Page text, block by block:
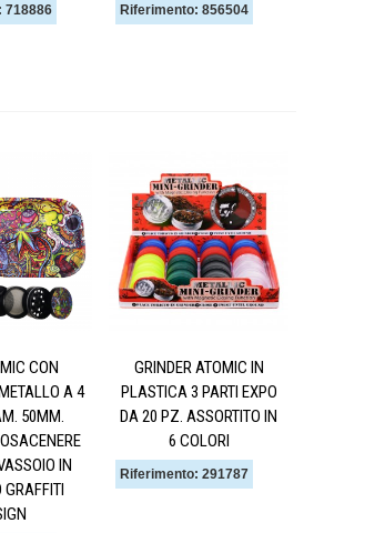
718886 Riferimento: 856504
CON
A 4
50MM.
IN
GRINDER ATOMIC IN
PLASTICA 3 PARTI EXPO
DA 20 PZ. ASSORTITO IN
6 COLORI
Riferimento: 291787